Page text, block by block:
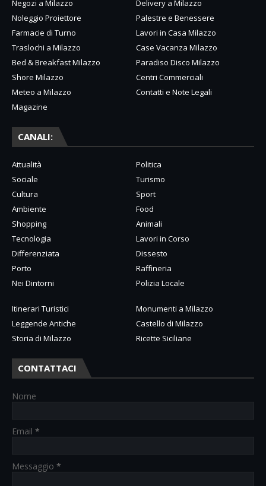
Negozi a Milazzo
Delivery a Milazzo
Noleggio Proiettore
Palestre e Benessere
Farmacie di Turno
Lavori in Casa Milazzo
Traslochi a Milazzo
Case Vacanza Milazzo
Bed & Breakfast Milazzo
Paradiso Disco Milazzo
Shore Milazzo
Centri Commerciali
Meteo a Milazzo
Contatti e Note Legali
Magazine
CANALI:
Attualità
Politica
Sociale
Turismo
Cultura
Sport
Ambiente
Food
Shopping
Animali
Tecnologia
Lavori in Corso
Differenziata
Dissesto
Porto
Raffineria
Nei Dintorni
Polizia Locale
Itinerari Turistici
Monumenti a Milazzo
Leggende Antiche
Castello di Milazzo
Storia di Milazzo
Ricette Siciliane
CONTATTACI
Nome
Email *
Messaggio *